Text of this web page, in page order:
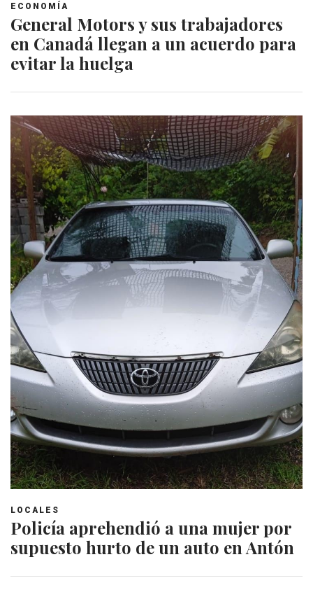
ECONOMÍA
General Motors y sus trabajadores
en Canadá llegan a un acuerdo para
evitar la huelga
LOCALES
Policía aprehendió a una mujer por
supuesto hurto de un auto en Antón